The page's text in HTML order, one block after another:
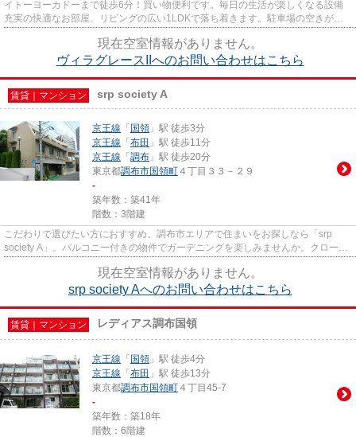
イトーヨーカドーまで徒歩6分！買い物便利です。毎日の生活が楽しくなる設備
充実の快適なお部屋、リビングの広い1LDKで落ち着きます。駐車場の空きがあ
現在空室情報がありません。
ヴィラグレースIIへのお問い合わせはこちら
賃貸｜マンション srp society A
京王線 「 国領 」駅 徒歩3分
京王線 「 布田 」駅 徒歩11分
京王線 「 調布 」駅 徒歩20分
東京都調布市国領町 ４丁目３３－２９
-
築年数：築41年
階数：3階建
こだわりで選びたい方におすすめ。調布市エリアで住まいをお探しなら「srp
society A」。バルコニー付きの物件でガーデニングを楽しみませんか。クローゼ
現在空室情報がありません。
srp society Aへのお問い合わせはこちら
賃貸｜マンション レディアス調布国領
京王線 「 国領 」駅 徒歩4分
京王線 「 布田 」駅 徒歩13分
東京都調布市国領町 ４丁目45-7
-
築年数：築18年
階数：6階建